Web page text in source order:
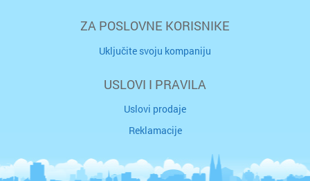
ZA POSLOVNE KORISNIKE
Uključite svoju kompaniju
USLOVI I PRAVILA
Uslovi prodaje
Reklamacije